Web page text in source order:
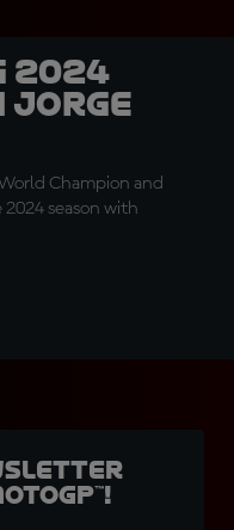
2024
Champion and
season with